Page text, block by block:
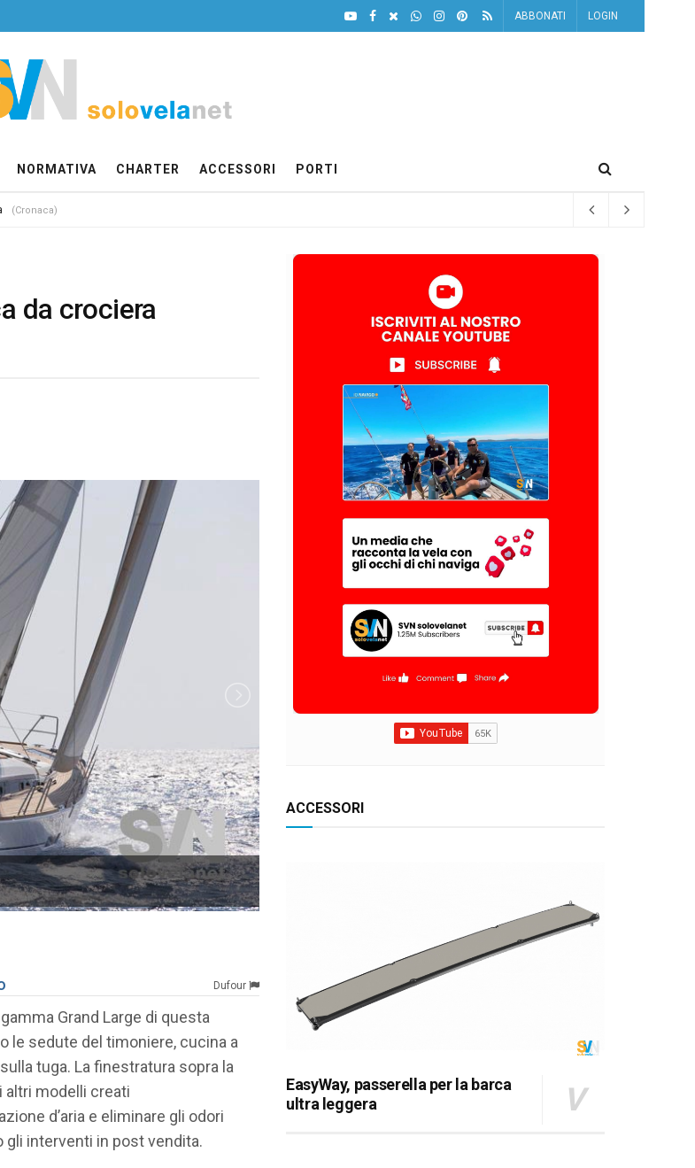
ABBONATI LOGIN
NORMATIVA CHARTER ACCESSORI PORTI
(Cronaca)
da crociera
Dufour
Grand Large di questa
le sedute del timoniere, cucina a
tuga. La finestratura sopra la
altri modelli creati
d’aria e eliminare gli odori
interventi in post vendita.
ACCESSORI
EasyWay, passerella per la barca
ultra leggera